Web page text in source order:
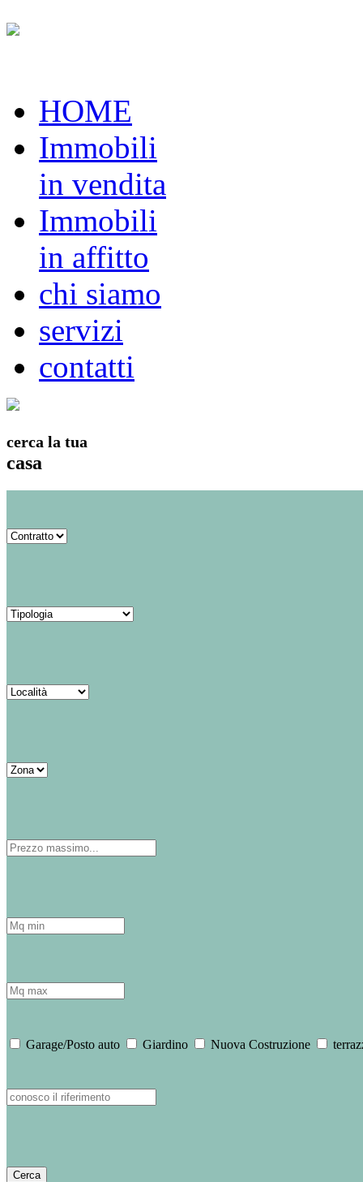
HOME
Immobili
in vendita
Immobili
in affitto
chi siamo
servizi
contatti
cerca la tua
casa
Garage/Posto auto Giardino Nuova Costruzione